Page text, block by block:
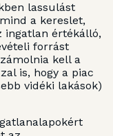
lassulást
a kereslet,
ingatlan értékálló,
forrást
kell a
is, hogy a piac
vidéki lakások)